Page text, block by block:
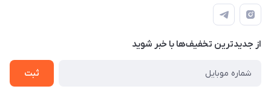
سیمای ورزش
اسکیت دخترانه
اسکوتر برقی دخترانه
اسکیت روسز
اسکوتر
از جدید‌ترین تخفیف‌ها با‌ خبر شوید
ثبت